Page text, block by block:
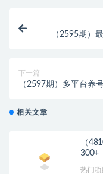
（2595期）
下一篇
（2597期）多平台养
相关文章
（
300+
热门项